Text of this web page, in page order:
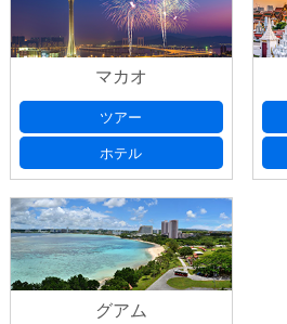
マカオ
ツアー
ホテル
グアム